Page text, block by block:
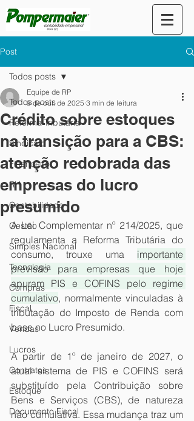
Post
Todos posts
Reforma Tributária
Sindicato
Financeiro
RH
Contabilidade
Gestão
Simples Nacional
Tecnologia
Compras
Fiscal
Vendas
Lucros
Contratos
Estoque
Documento Fiscal
Todos posts
Crédito sobre estoques
na transição para a CBS:
atenção redobrada das
empresas do lucro
presumido
Equipe de RP
9 de out. de 2025 3 min de leitura
A Lei Complementar nº 214/2025, que
regulamenta a Reforma Tributária do
consumo, trouxe uma importante
previsão para empresas que hoje
apuram PIS e COFINS pelo regime
cumulativo, normalmente vinculadas à
tributação do Imposto de Renda com
base no Lucro Presumido.
A partir de 1º de janeiro de 2027, o
atual sistema de PIS e COFINS será
substituído pela Contribuição sobre
Bens e Serviços (CBS), de natureza
não cumulativa. Essa mudança traz um